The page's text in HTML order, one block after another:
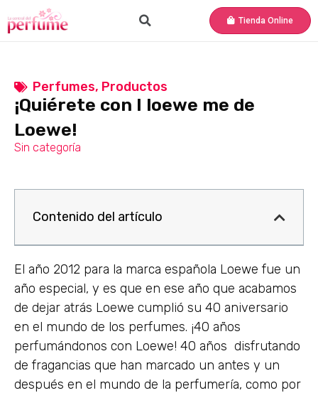
Tienda Online
Perfumes, Productos
¡Quiérete con I loewe me de
Loewe!
Sin categoría
Contenido del artículo
El año 2012 para la marca española Loewe fue un
año especial, y es que en ese año que acabamos
de dejar atrás Loewe cumplió su 40 aniversario
en el mundo de los perfumes. ¡40 años
perfumándonos con Loewe! 40 años disfrutando
de fragancias que han marcado un antes y un
después en el mundo de la perfumería, como por